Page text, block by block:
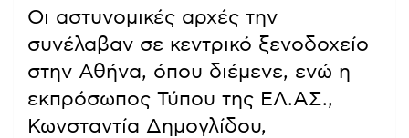
Οι αστυνομικές αρχές την
συνέλαβαν σε κεντρικό ξενοδοχείο
στην Αθήνα, όπου διέμενε, ενώ η
εκπρόσωπος Τύπου της ΕΛ.ΑΣ.,
Κωνσταντία Δημογλίδου,